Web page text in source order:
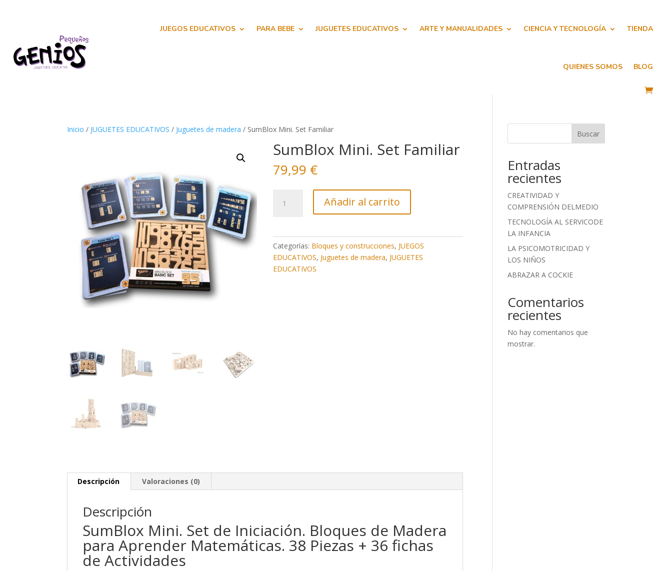
JUEGOS EDUCATIVOS PARA BEBE JUGUETES EDUCATIVOS ARTE Y MANUALIDADES CIENCIA Y TECNOLOGÍA TIENDA
QUIENES SOMOS BLOG
Inicio / JUGUETES EDUCATIVOS / Juguetes de madera / SumBlox Mini. Set Familiar
SumBlox Mini. Set Familiar
79,99 €
Mini.
cantidad
Añadir al carrito
Categorías: Bloques y construcciones, JUEGOS
EDUCATIVOS, Juguetes de madera, JUGUETES
EDUCATIVOS
Descripción Valoraciones (0)
Descripción
SumBlox Mini. Set de Iniciación. Bloques de Madera
para Aprender Matemáticas. 38 Piezas + 36 fichas
de Actividades
Buscar
Entradas
recientes
CREATIVIDAD Y
COMPRENSIÓN DELMEDIO
TECNOLOGÍA AL SERVICODE
LA INFANCIA
LA PSICOMOTRICIDAD Y
LOS NIÑOS
ABRAZAR A COCKIE
Comentarios
recientes
No hay comentarios que
mostrar.